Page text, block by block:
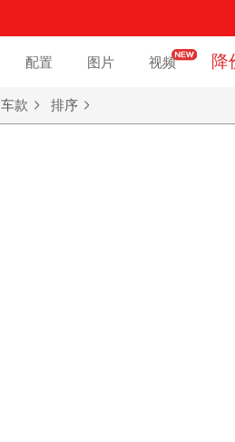
配置 图片 视频 降
车款 排序